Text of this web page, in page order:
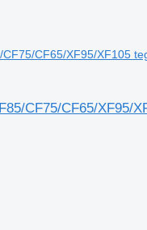
CF65/XF95/XF105
CF75/CF65/XF95/